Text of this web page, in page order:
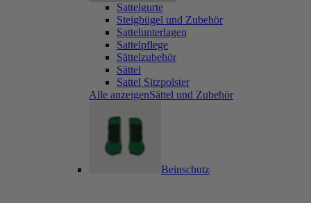
Sattelgurte
Steigbügel und Zubehör
Sattelunterlagen
Sattelpflege
Sättelzubehör
Sättel
Sattel Sitzpolster
Alle anzeigenSättel und Zubehör
Beinschutz